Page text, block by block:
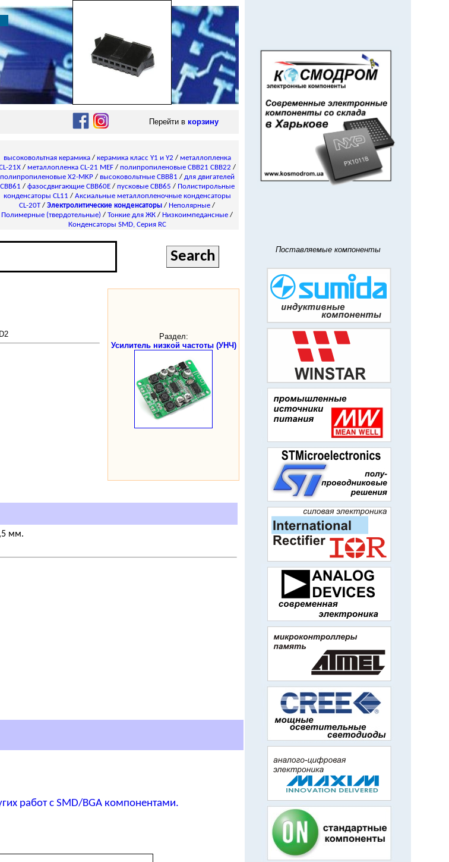
Перейти в корзину
высоковольтная керамика/ керамика класс Y1 и Y2 / металлопленка
21X/ металлопленка CL-21 MEF/ полипропиленовые CBB21 CBB22 /
полипропиленовые X2-MKP/ высоковольтные CBB81 / для двигателей
CBB61 / фазосдвигающие CBB60E/ пусковые CBB65 / Полистирольные
конденсаторы СL11 / Аксиальные металлопленочные конденсаторы
CL-20T/ Электролитические конденсаторы / Неполярные /
Полимерные (твердотельные) / Тонкие для ЖК / Низкоимпедансные /
Конденсаторы SMD, Серия RC
Раздел:
Усилитель низкой частоты (УНЧ)
мм.
работ с SMD/BGA компонентами.
Поставляемые компоненты